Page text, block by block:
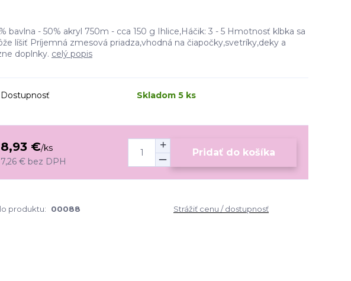
bavlna - 50% akryl 750m - cca 150 g Ihlice,Háčik: 3 - 5 Hmotnosť klbka sa
líšiť Príjemná zmesová priadza,vhodná na čiapočky,svetríky,deky a
doplnky. celý popis
Dostupnosť Skladom 5 ks
8,93 €/ks
7,26 € bez DPH
Pridať do košíka
produktu: 00088 Strážiť cenu / dostupnosť